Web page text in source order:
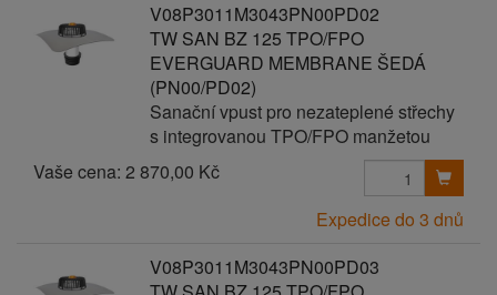
V08P3011M3043PN00PD02
TW SAN BZ 125 TPO/FPO
EVERGUARD MEMBRANE ŠEDÁ
(PN00/PD02)
Sanační vpust pro nezateplené střechy
s integrovanou TPO/FPO manžetou
Vaše cena: 2 870,00 Kč
Expedice do 3 dnů
V08P3011M3043PN00PD03